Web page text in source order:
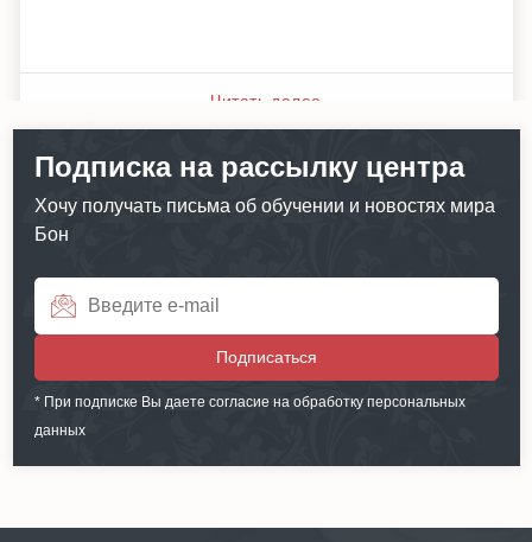
Читать далее
Подписка на рассылку центра
Хочу получать письма об обучении и новостях мира
Бон
Подписаться
* При подписке Вы даете согласие на обработку персональных
данных